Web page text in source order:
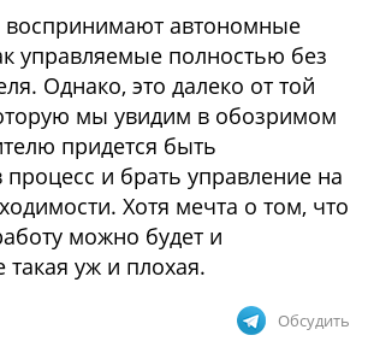
воспринимают автономные
управляемые полностью без
Однако, это далеко от той
мы увидим в обозримом
придется быть
и брать управление на
Хотя мечта о том, что
можно будет и
такая уж и плохая.
Обсудить